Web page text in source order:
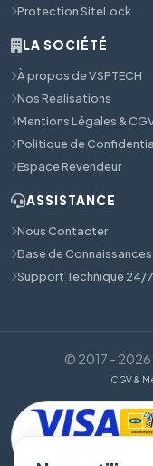
Protection SiteLock
LA SOCIÉTÉ
À propos de VSPTECH
Nos Réalisations
Mentions Légales &
Politique de
Espace Revendeur
ASSISTANCE
Nous Contacter
Base de Connaissances
Support Technique 24/7
© 2017 - 2026
CGV &